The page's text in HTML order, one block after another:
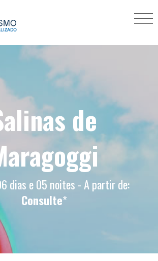
de
dias e 05 noites - A partir de:
Consulte*